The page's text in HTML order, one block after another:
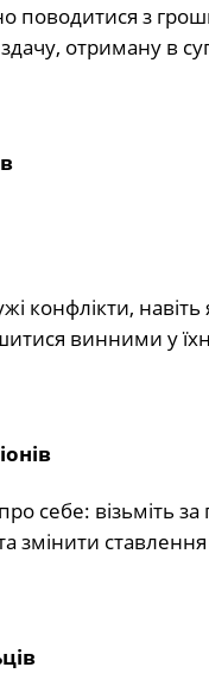
з
отриману в
конфлікти,
винними у
себе: візьміть
змінити